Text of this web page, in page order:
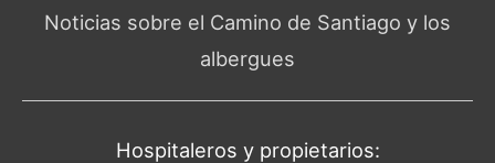
Noticias sobre el Camino de Santiago y los
albergues
Hospitaleros y propietarios: